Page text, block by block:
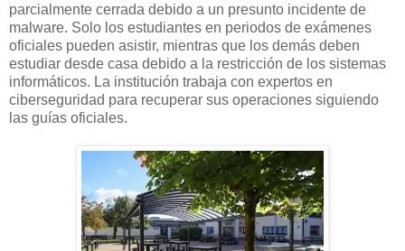
parcialmente cerrada debido a un presunto incidente de
malware. Solo los estudiantes en periodos de exámenes
oficiales pueden asistir, mientras que los demás deben
estudiar desde casa debido a la restricción de los sistemas
informáticos. La institución trabaja con expertos en
ciberseguridad para recuperar sus operaciones siguiendo
las guías oficiales.